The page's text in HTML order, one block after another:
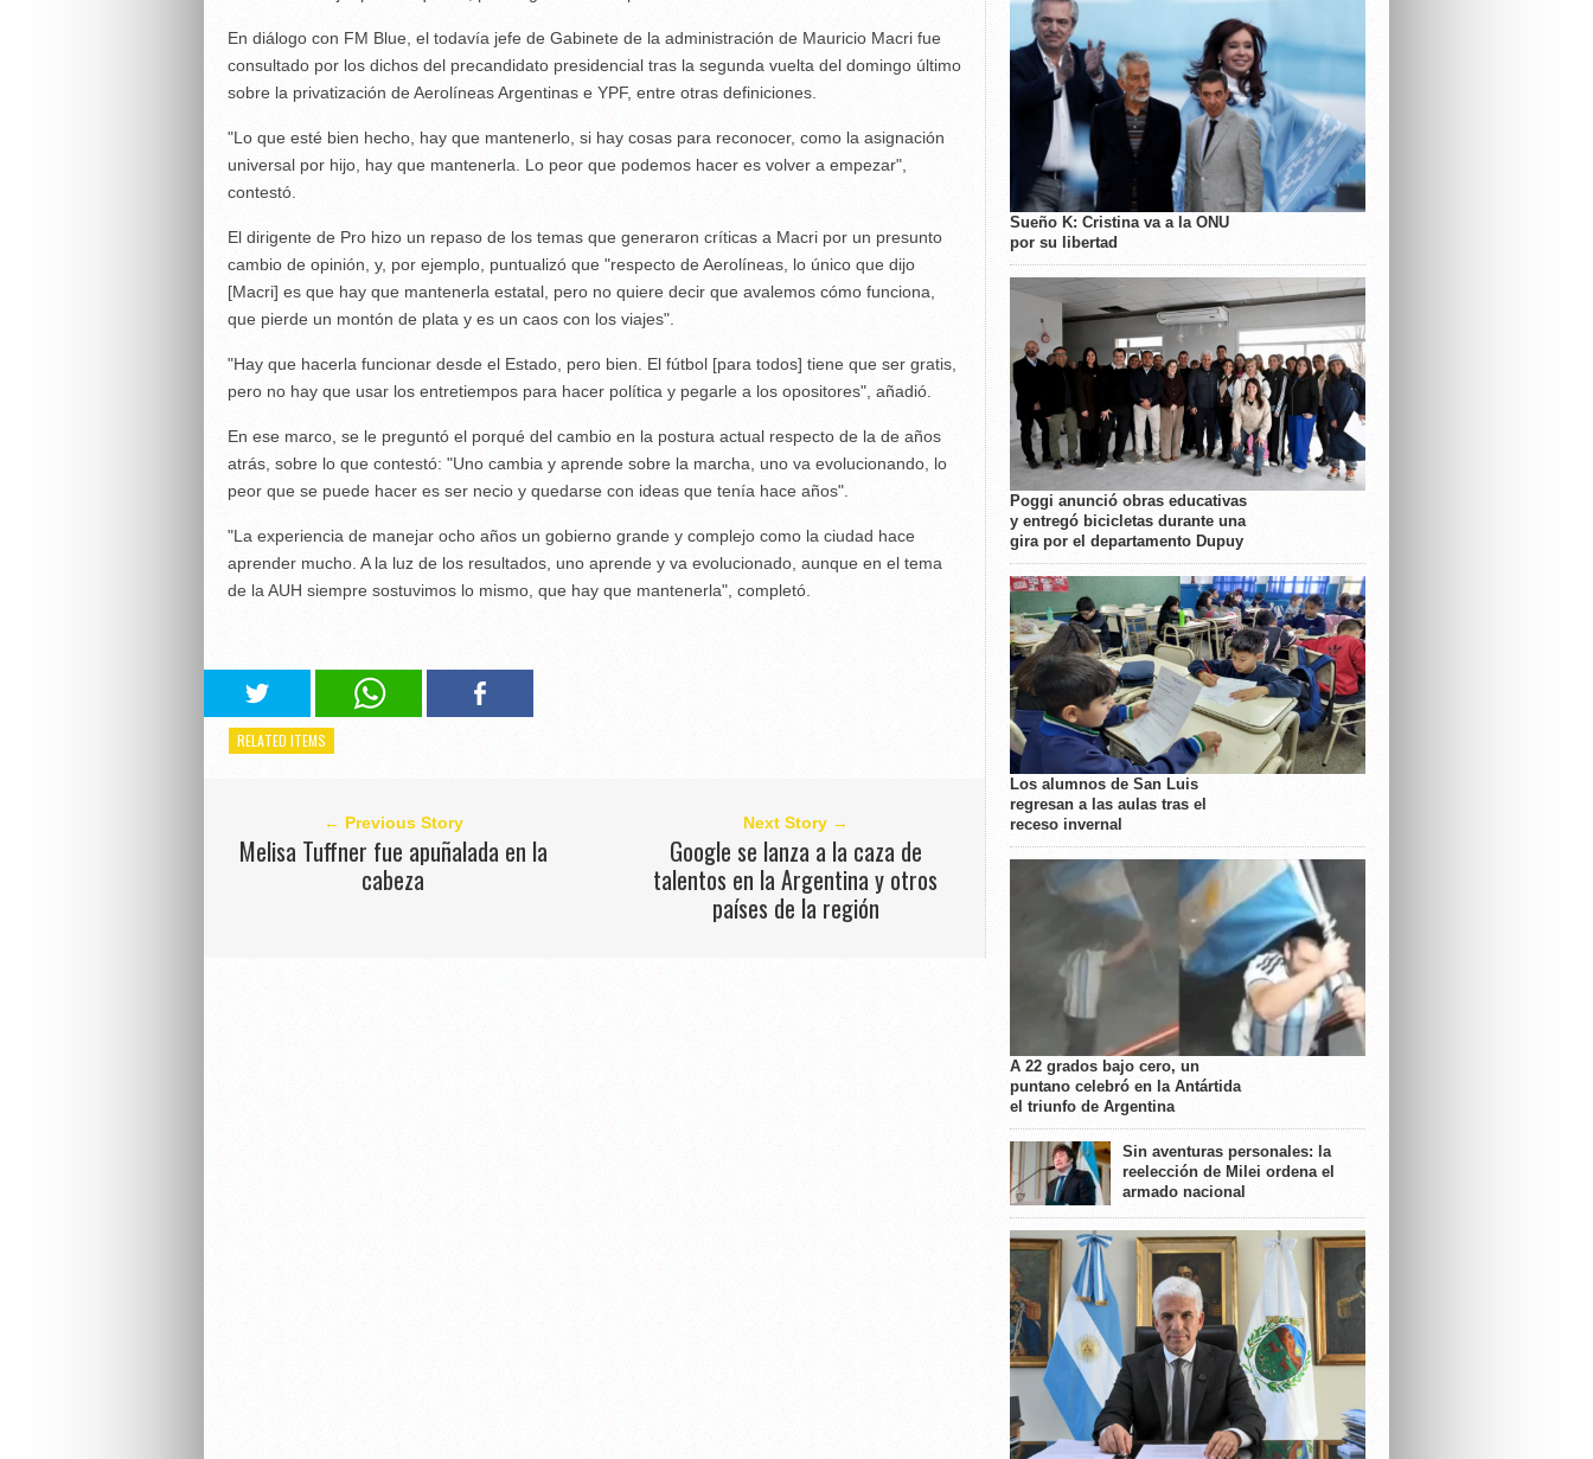
En diálogo con FM Blue, el todavía jefe de Gabinete de la administración de Mauricio Macri fue
consultado por los dichos del precandidato presidencial tras la segunda vuelta del domingo último
sobre la privatización de Aerolíneas Argentinas e YPF, entre otras definiciones.
"Lo que esté bien hecho, hay que mantenerlo, si hay cosas para reconocer, como la asignación
universal por hijo, hay que mantenerla. Lo peor que podemos hacer es volver a empezar",
contestó.
El dirigente de Pro hizo un repaso de los temas que generaron críticas a Macri por un presunto
cambio de opinión, y, por ejemplo, puntualizó que "respecto de Aerolíneas, lo único que dijo
[Macri] es que hay que mantenerla estatal, pero no quiere decir que avalemos cómo funciona,
que pierde un montón de plata y es un caos con los viajes".
"Hay que hacerla funcionar desde el Estado, pero bien. El fútbol [para todos] tiene que ser gratis,
pero no hay que usar los entretiempos para hacer política y pegarle a los opositores", añadió.
En ese marco, se le preguntó el porqué del cambio en la postura actual respecto de la de años
atrás, sobre lo que contestó: "Uno cambia y aprende sobre la marcha, uno va evolucionando, lo
peor que se puede hacer es ser necio y quedarse con ideas que tenía hace años".
"La experiencia de manejar ocho años un gobierno grande y complejo como la ciudad hace
aprender mucho. A la luz de los resultados, uno aprende y va evolucionado, aunque en el tema
de la AUH siempre sostuvimos lo mismo, que hay que mantenerla", completó.
RELATED ITEMS
← Previous Story
Melisa Tuffner fue apuñalada en la
cabeza
Next Story →
Google se lanza a la caza de
talentos en la Argentina y otros
países de la región
Sueño K: Cristina va a la ONU
por su libertad
Poggi anunció obras educativas
y entregó bicicletas durante una
gira por el departamento Dupuy
Los alumnos de San Luis
regresan a las aulas tras el
receso invernal
A 22 grados bajo cero, un
puntano celebró en la Antártida
el triunfo de Argentina
Sin aventuras personales: la
reelección de Milei ordena el
armado nacional